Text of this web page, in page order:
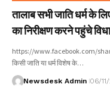
तालाब सभी जाति धर्म के
का निरीक्षण करने पहुंचे
नकटा तालाब की बदली है
यह बातें
https://www.facebook.com/
किसी जाति या धर्म विशेष के…
Newsdesk Admin 06/